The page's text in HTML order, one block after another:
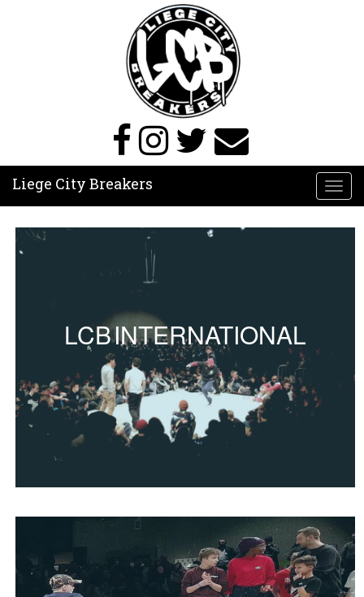
Liege City Breakers
LCB INTERNATIONAL